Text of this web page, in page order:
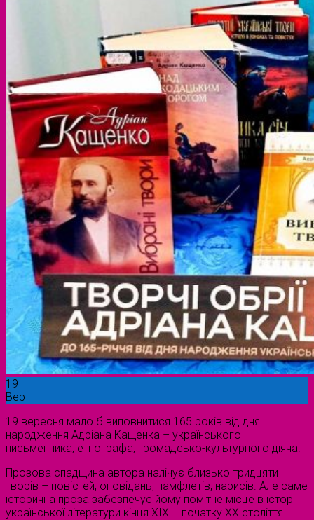
19
Вер
19 вересня мало б виповнитися 165 років від дня
народження Адріана Кащенка – українського
письменника, етнографа, громадсько-культурного діяча.
Прозова спадщина автора налічує близько тридцяти
творів – повістей, оповідань, памфлетів, нарисів. Але саме
історична проза забезпечує йому помітне місце в історії
української літератури кінця XIX – початку XX століття.